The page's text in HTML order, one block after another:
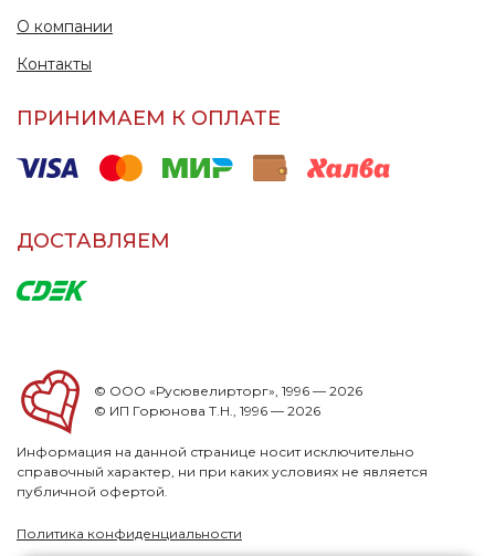
О компании
Контакты
ПРИНИМАЕМ К ОПЛАТЕ
ДОСТАВЛЯЕМ
© ООО «Русювелирторг», 1996 — 2026
© ИП Горюнова Т.Н., 1996 — 2026
Информация на данной странице носит исключительно
справочный характер, ни при каких условиях не является
публичной офертой.
Политика конфиденциальности